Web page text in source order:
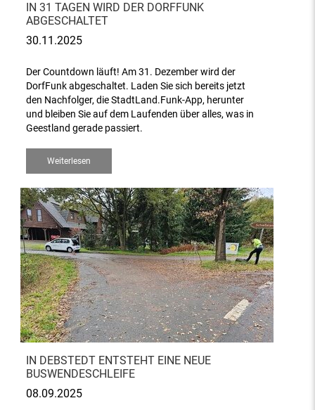
IN 31 TAGEN WIRD DER DORFFUNK
ABGESCHALTET
30.11.2025
Der Countdown läuft! Am 31. Dezember wird der
DorfFunk abgeschaltet. Laden Sie sich bereits jetzt
den Nachfolger, die StadtLand.Funk-App, herunter
und bleiben Sie auf dem Laufenden über alles, was in
Geestland gerade passiert.
Weiterlesen
IN DEBSTEDT ENTSTEHT EINE NEUE
BUSWENDESCHLEIFE
08.09.2025